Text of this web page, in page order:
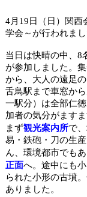
4月 19日（日）関
学会～が行われまし
当日は快晴の中、
8
が参加しました。
から、大人の遠足
舌鳥駅まで車窓か
一駅分） は全部仁
加者の気分がます
まず観光案内所で
易・鉄砲・刀の生
ん、環境都市でも
正面へ。 途中にも
られた小形の古墳
ありました。